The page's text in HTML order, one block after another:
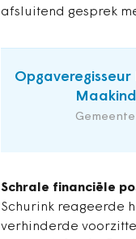
afsluitend gesprek
Schrale financiële
Schurink reageerde
verhinderde